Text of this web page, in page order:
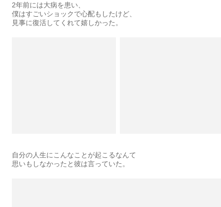
2年前には大病を患い、
僕はすごいショックで心配もしたけど、
見事に復活してくれて嬉しかった。
自分の人生にこんなことが起こるなんて
思いもしなかったと彼は言っていた。